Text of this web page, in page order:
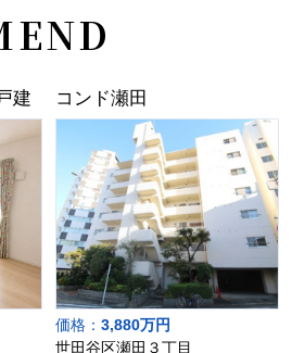
建 コンド瀬田
価格： 3,880万円
世田谷区瀬田３丁目